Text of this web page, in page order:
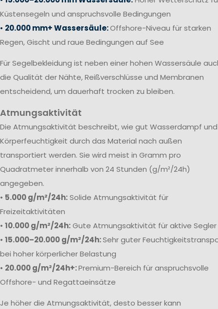
Küstensegeln und anspruchsvolle Bedingungen
• 20.000 mm+ Wassersäule:Offshore-Niveau für starken
Regen, Gischt und raue Bedingungen auf See
Für Segelbekleidung ist neben einer hohen Wassersäule
die Qualität der Nähte, Reißverschlüsse und Membranen
entscheidend, um dauerhaft trocken zu bleiben.
Atmungsaktivität
Die Atmungsaktivität beschreibt, wie gut Wasserdampf und
Körperfeuchtigkeit durch das Material nach außen
transportiert werden. Sie wird meist in Gramm pro
Quadratmeter innerhalb von 24 Stunden (g/m²/24h)
angegeben.
• 5.000 g/m²/24h:Solide Atmungsaktivität für
Freizeitaktivitäten
• 10.000 g/m²/24h:Gute Atmungsaktivität für aktive Segler
• 15.000–20.000 g/m²/24h:Sehr guter
bei hoher körperlicher Belastung
• 20.000 g/m²/24h+:Premium-Bereich für anspruchsvolle
Offshore- und Regattaeinsätze
Je höher die Atmungsaktivität, desto besser kann